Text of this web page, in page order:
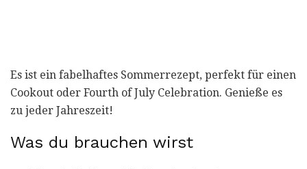
Es ist ein fabelhaftes Sommerrezept, perfekt für einen
Cookout oder Fourth of July Celebration. Genieße es
zu jeder Jahreszeit!
Was du brauchen wirst